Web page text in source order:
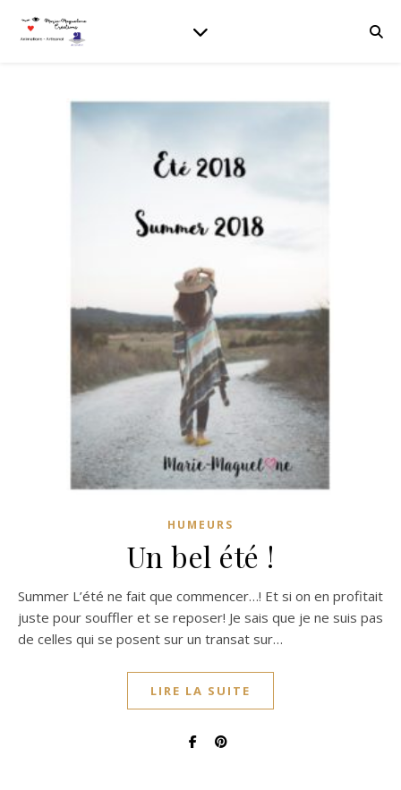
HUMEURS
Un bel été !
Summer L’été ne fait que commencer…! Et si on en profitait
juste pour souffler et se reposer! Je sais que je ne suis pas
de celles qui se posent sur un transat sur…
LIRE LA SUITE